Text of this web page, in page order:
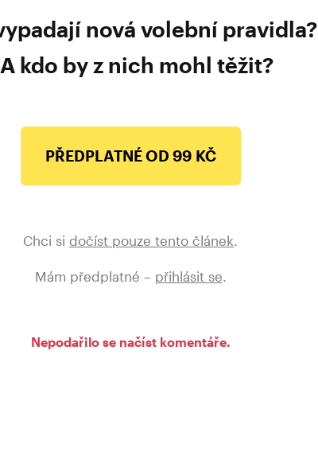
nová volební pravidla?
A kdo by z nich mohl těžit?
PŘEDPLATNÉ OD 99 KČ
Chci si dočíst pouze tento článek
Mám předplatné – přihlásit se
Nepodařilo se načíst komentáře.